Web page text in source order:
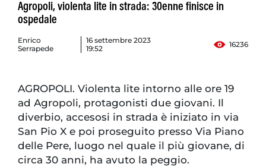
Agropoli, violenta lite in strada: 30enne finisce in
ospedale
Enrico
Serrapede
16 settembre 2023
19:52
16236
AGROPOLI. Violenta lite intorno alle ore 19
ad Agropoli, protagonisti due giovani. Il
diverbio, accesosi in strada è iniziato in via
San Pio X e poi proseguito presso Via Piano
delle Pere, luogo nel quale il più giovane, di
circa 30 anni, ha avuto la peggio.